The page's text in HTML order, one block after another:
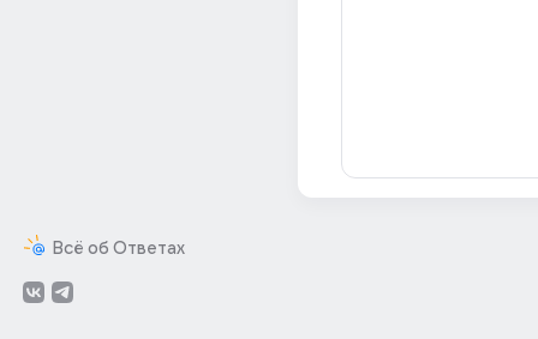
Всё об Ответах